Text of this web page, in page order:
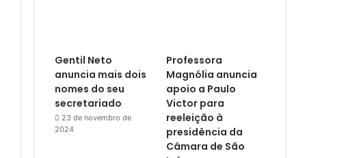
Gentil Neto
anuncia mais dois
nomes do seu
secretariado
23 de novembro de
2024
Professora
Magnólia anuncia
apoio a Paulo
Victor para
reeleição à
presidência da
Câmara de São